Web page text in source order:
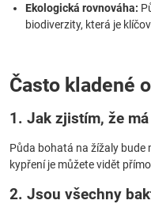
Ekologická rovnováha:
biodiverzity, která je
Často kladené
1. Jak zjistím, že
Půda bohatá na žížaly
kypření je můžete vidět
2. Jsou všechny